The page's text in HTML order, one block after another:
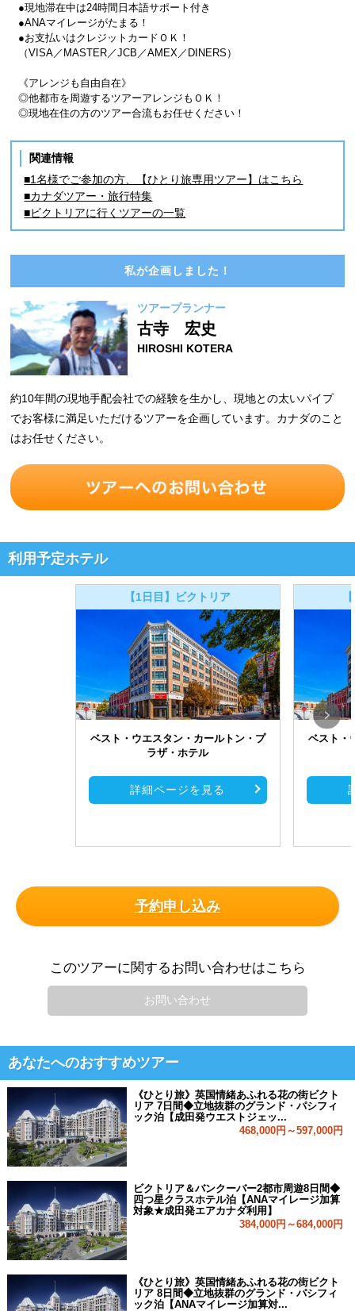
●現地滞在中は24時間日本語サポート付き
●ANAマイレージがたまる！
●お支払いはクレジットカードＯＫ！
（VISA／MASTER／JCB／AMEX／DINERS）
《アレンジも自由自在》
◎他都市を周遊するツアーアレンジもＯＫ！
◎現地在住の方のツアー合流もお任せください！
関連情報
■1名様でご参加の方、【ひとり旅専用ツアー】はこちら
■カナダツアー・旅行特集
■ビクトリアに行くツアーの一覧
私が企画しました！
ツアープランナー
古寺 宏史
HIROSHI KOTERA
約10年間の現地手配会社での経験を生かし、現地との太いパイプ
でお客様に満足いただけるツアーを企画しています。カナダのこと
はお任せください。
利用予定ホテル
【1日目】ビクトリア
ベスト・ウエスタン・カールトン・プ
ラザ・ホテル
詳細ページを見る
ベスト・
予約申し込み
このツアーに関するお問い合わせはこちら
お問い合わせ
あなたへのおすすめツアー
《ひとり旅》英国情緒あふれる花の街ビクト
リア 7日間◆立地抜群のグランド・パシフィ
ック泊【成田発ウエストジェッ...
468,000円～597,000円
ビクトリア＆バンクーバー2都市周遊8日間◆
四つ星クラスホテル泊【ANAマイレージ加算
対象★成田発エアカナダ利用】
384,000円～684,000円
《ひとり旅》英国情緒あふれる花の街ビクト
リア 8日間◆立地抜群のグランド・パシフィ
ック泊【ANAマイレージ加算対...